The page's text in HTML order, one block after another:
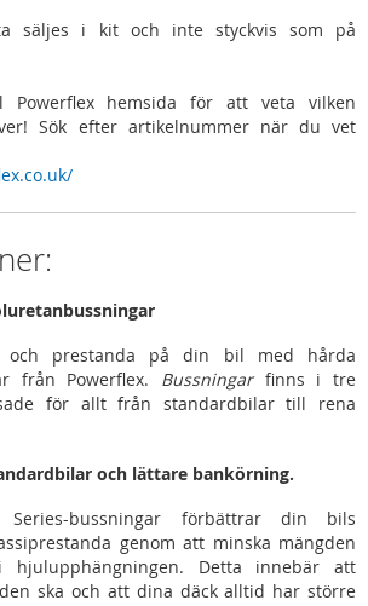
säljes i kit och inte styckvis som på
hemsida för att veta vilken
Sök efter artikelnummer när du vet
och prestanda på din bil med hårda
från Powerflex. Bussningar finns i tre
för allt från standardbilar till rena
och lättare bankörning.
Series-bussningar förbättrar din bils
genom att minska mängden
hjulupphängningen. Detta innebär att
ska och att dina däck alltid har större